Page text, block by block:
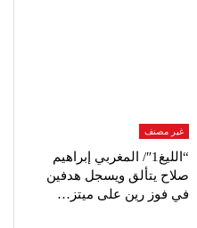
غير مصنف
“الليغ1″/ المغربي إبراهيم
صلاح يتألق ويسجل هدفين
في فوز رين على ميتز…